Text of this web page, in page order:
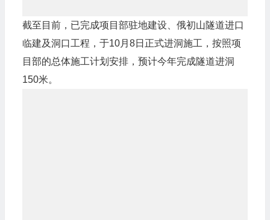
截至目前，已完成项目部驻地建设、俄初山隧道进口
临建及洞口工程，于10月8日正式进洞施工，按照项
目部的总体施工计划安排，预计今年完成隧道进洞
150米。